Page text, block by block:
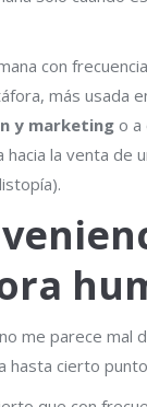
con
más usada
y marketing o a
la venta de
me parece mal
hasta cierto